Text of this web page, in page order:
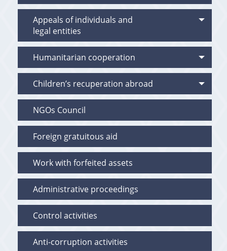
Appeals of individuals and
legal entities
Humanitarian cooperation
Children’s recuperation abroad
NGOs Council
Foreign gratuitous aid
Work with forfeited assets
Administrative proceedings
Control activities
Anti-corruption activities